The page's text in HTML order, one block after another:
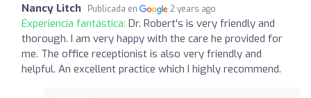
Nancy Litch Publicada en 2 years ago
Experiencia fantástica: Dr. Robert's is very friendly and
thorough. I am very happy with the care he provided for
me. The office receptionist is also very friendly and
helpful. An excellent practice which I highly recommend.